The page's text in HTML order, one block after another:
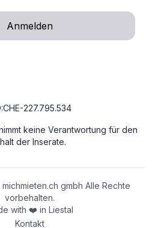
Anmelden
227.795.534
keine Verantwortung für den
der Inserate.
michmieten.ch gmbh Alle Rechte
vorbehalten.
with ❤️ in Liestal
Kontakt